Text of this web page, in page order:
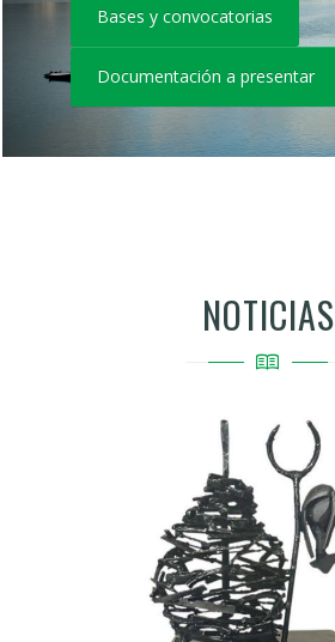
Bases y convocatorias
Documentación a presentar
NOTICIAS